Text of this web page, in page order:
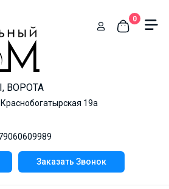
ВОРОТА
19а
Заказать Звонок
0